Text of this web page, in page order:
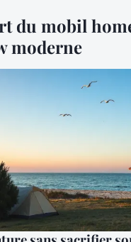
du mobil
moderne